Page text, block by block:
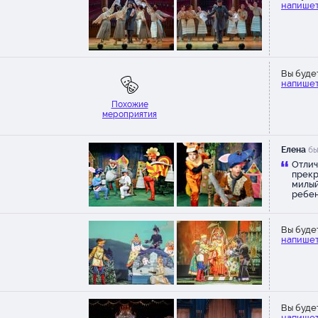
декорации и, конечно же,
Глядя на всё, сам начинаешь
сказку. Мы были счастливы
постановки. Малыш просидел
отделения открыв рот и ни
отвлекся ни на что (это
редко). Хотим еще что-
посмотреть у вас, но кроме
для трехлеток пока ничего
Огромное спасибо!!!!
Алексейбыл(а) 08 февраля
“НАМ ОЧЕНЬ ПОНРАВИЛОСЬ,
БОЛЬШОЕ СПАСИБО.
Екатеринабыл(а) 26 января
“ «Теремок» красивый,
спектакль, из тех, которые
посмотреть еще. Была со
младшим, с племяшками и,
удовольствием свожу еще
нибудь.
Лилия был(а) 24 ноября
Похожие
мероприятия
Вы
Елена
раз!
Вы
Вы